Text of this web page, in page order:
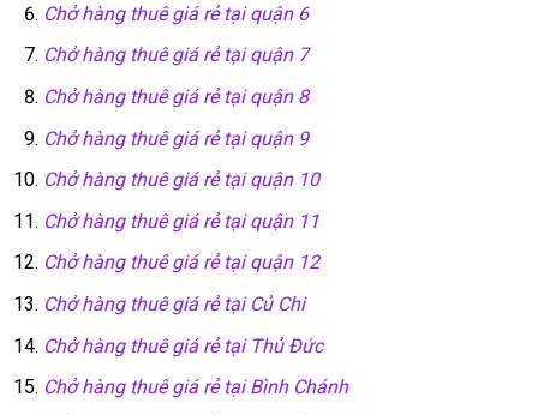
Chở hàng thuê giá rẻ tại quận 6
Chở hàng thuê giá rẻ tại quận 7
Chở hàng thuê giá rẻ tại quận 8
Chở hàng thuê giá rẻ tại quận 9
Chở hàng thuê giá rẻ tại quận 10
Chở hàng thuê giá rẻ tại quận 11
Chở hàng thuê giá rẻ tại quận 12
Chở hàng thuê giá rẻ tại Củ Chi
Chở hàng thuê giá rẻ tại Thủ Đức
Chở hàng thuê giá rẻ tại Bình Chánh